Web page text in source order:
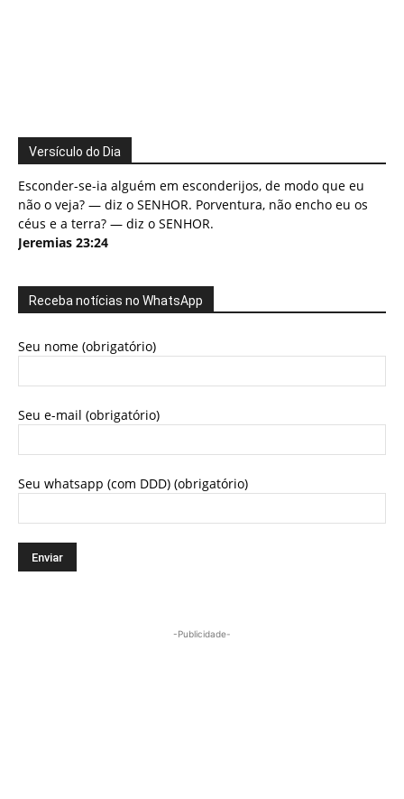
Versículo do Dia
Esconder-se-ia alguém em esconderijos, de modo que eu
não o veja? — diz o SENHOR. Porventura, não encho eu os
céus e a terra? — diz o SENHOR.
Jeremias 23:24
Receba notícias no WhatsApp
Seu nome (obrigatório)
Seu e-mail (obrigatório)
Seu whatsapp (com DDD) (obrigatório)
-Publicidade-